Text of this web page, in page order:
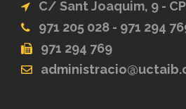
C/ Sant Joaquim, 9 -
971 205 028 - 971 294
971 294 769